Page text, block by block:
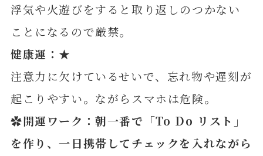
浮気や火遊びをすると取り返しのつかない
ことになるので厳禁。
健康運：★
注意力に欠けているせいで、忘れ物や遅刻が
起こりやすい。ながらスマホは危険。
✿開運ワーク：朝一番で「To Do リスト」
を作り、一日携帯してチェックを入れながら